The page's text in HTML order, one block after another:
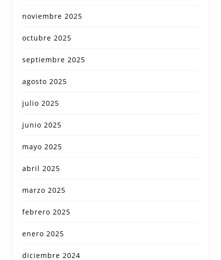
noviembre 2025
octubre 2025
septiembre 2025
agosto 2025
julio 2025
junio 2025
mayo 2025
abril 2025
marzo 2025
febrero 2025
enero 2025
diciembre 2024